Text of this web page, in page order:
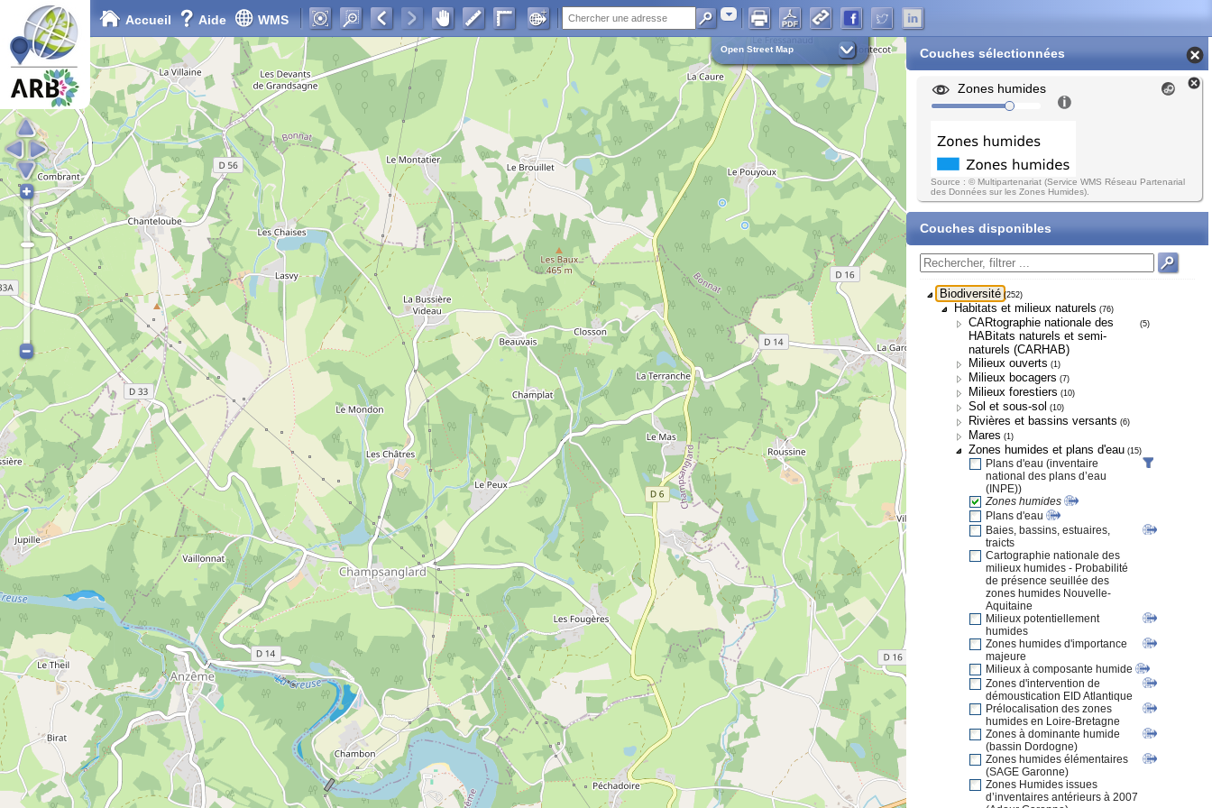
Accueil Aide WMS Adresse
Open Street Map Couches sélectionnées
Zones humides
Source : © Multipartenariat (Service WMS Réseau Partenarial
des Données sur les Zones Humides).
Couches disponibles
Biodiversité (252)
Habitats et milieux naturels (76)
CARtographie nationale des
HABitats naturels et semi-
naturels (CARHAB)
(5)
Milieux ouverts (1)
Milieux bocagers (7)
Milieux forestiers (10)
Sol et sous-sol (10)
Rivières et bassins versants (6)
Mares (1)
Zones humides et plans d'eau (15)
Plans d'eau (inventaire
national des plans d’eau
(INPE))
Zones humides
Plans d'eau
Baies, bassins, estuaires,
traicts
Cartographie nationale des
milieux humides - Probabilité
de présence seuillée des
zones humides Nouvelle-
Aquitaine
Milieux potentiellement
humides
Zones humides d'importance
majeure
Milieux à composante humide
Zones d'intervention de
démoustication EID Atlantique
Prélocalisation des zones
humides en Loire-Bretagne
Zones à dominante humide
(bassin Dordogne)
Zones humides élémentaires
(SAGE Garonne)
Zones Humides issues
d’inventaires antérieurs à 2007